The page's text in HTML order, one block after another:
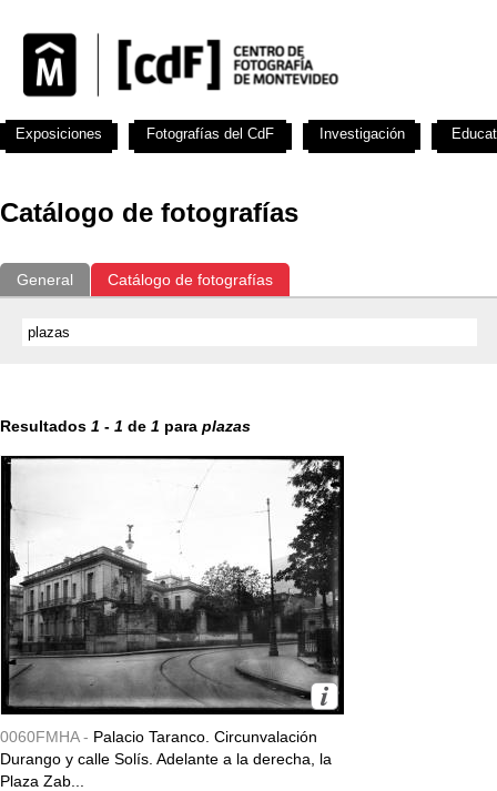
Catálogo de fotografías
General Catálogo de fotografías
Resultados 1 - 1 de 1 para plazas
0060FMHA - Palacio Taranco. Circunvalación
Durango y calle Solís. Adelante a la derecha, la
Plaza Zab...
Exposiciones Fotografías del CdF Investigación